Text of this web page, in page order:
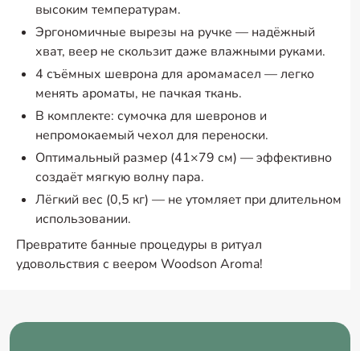
высоким температурам.
Эргономичные вырезы на ручке — надёжный
хват, веер не скользит даже влажными руками.
4 съёмных шеврона для аромамасел — легко
менять ароматы, не пачкая ткань.
В комплекте: сумочка для шевронов и
непромокаемый чехол для переноски.
Оптимальный размер (41×79 см) — эффективно
создаёт мягкую волну пара.
Лёгкий вес (0,5 кг) — не утомляет при длительном
использовании.
Превратите банные процедуры в ритуал
удовольствия с веером Woodson Aroma!